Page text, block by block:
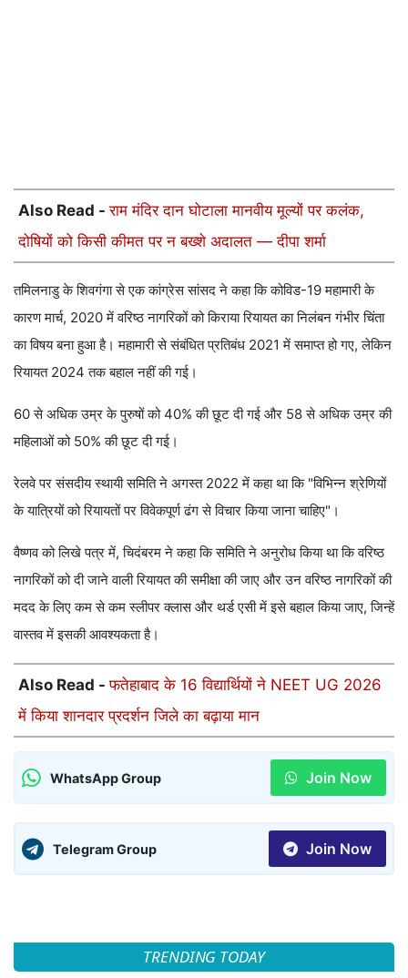
Also Read -राम मंदिर दान घोटाला मानवीय मूल्यों पर कलंक,
दोषियों को किसी कीमत पर न बख्शे अदालत — दीपा शर्मा
तमिलनाडु के शिवगंगा से एक कांग्रेस सांसद ने कहा कि कोविड-19 महामारी के
कारण मार्च, 2020 में वरिष्ठ नागरिकों को किराया रियायत का निलंबन गंभीर चिंता
का विषय बना हुआ है। महामारी से संबंधित प्रतिबंध 2021 में समाप्त हो गए, लेकिन
रियायत 2024 तक बहाल नहीं की गई।
60 से अधिक उम्र के पुरुषों को 40% की छूट दी गई और 58 से अधिक उम्र की
महिलाओं को 50% की छूट दी गई।
रेलवे पर संसदीय स्थायी समिति ने अगस्त 2022 में कहा था कि "विभिन्न श्रेणियों
के यात्रियों को रियायतों पर विवेकपूर्ण ढंग से विचार किया जाना चाहिए"।
वैष्णव को लिखे पत्र में, चिदंबरम ने कहा कि समिति ने अनुरोध किया था कि वरिष्ठ
नागरिकों को दी जाने वाली रियायत की समीक्षा की जाए और उन वरिष्ठ नागरिकों की
मदद के लिए कम से कम स्लीपर क्लास और थर्ड एसी में इसे बहाल किया जाए, जिन्हें
वास्तव में इसकी आवश्यकता है।
Also Read -फतेहाबाद के 16 विद्यार्थियों ने NEET UG 2026
में किया शानदार प्रदर्शन जिले का बढ़ाया मान
WhatsApp Group Join Now
Telegram Group Join Now
TRENDING TODAY